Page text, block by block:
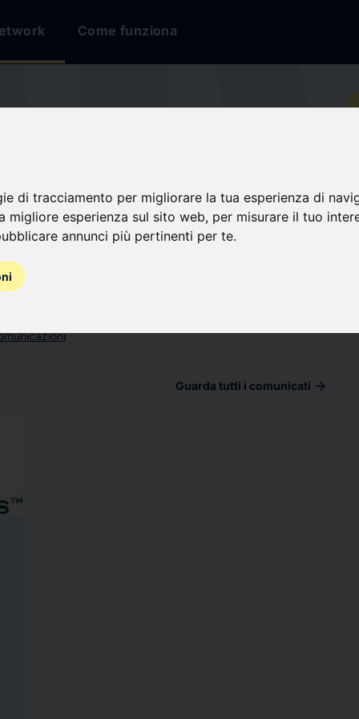
di tracciamento per migliorare la tua esperienza di
migliore esperienza sul sito web, per misurare il tuo
annunci più pertinenti per te.
Come funziona
Guarda tutti i comunicati arrow_forward